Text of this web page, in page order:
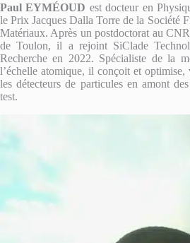
Paul EYMÉOUD est docteur en
le Prix Jacques Dalla Torre de la Société
Matériaux. Après un postdoctorat au
de Toulon, il a rejoint SiClade
Recherche en 2022. Spécialiste de la
l’échelle atomique, il conçoit et
les détecteurs de particules en amont
test.